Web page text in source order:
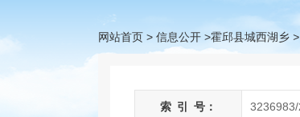
网站首页 > 信息公开 >霍邱县城西湖乡 >
索 引 号：